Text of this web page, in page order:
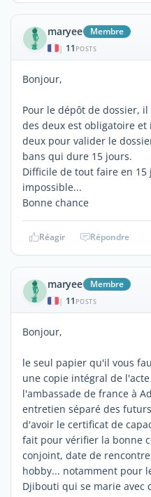
maryee Membre
| 11 POSTS
Bonjour,
Pour le dépôt de dossier,
des deux est obligatoire
deux pour valider le
bans qui dure 15 jours.
Difficile de tout faire en
impossible...
Bonne chance
Réagir Répondre
maryee Membre
| 11 POSTS
Bonjour,
le seul papier qu'il vous
une copie intégral de
l'ambassade de france à
entretien séparé des
d'avoir le certificat de
fait pour vérifier la bonne
conjoint, date de
hobby... notamment pour
Djibouti qui se marie avec